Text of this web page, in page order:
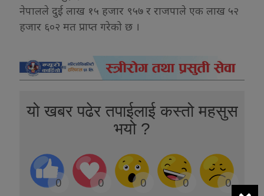
नेपालले दुई लाख १५ हजार ९५७ र राजपाले एक लाख ५२
हजार ६०२ मत प्राप्त गरेको छ ।
यो खबर पढेर तपाईलाई कस्तो महसुस
भयो ?
0 0 0 0 0